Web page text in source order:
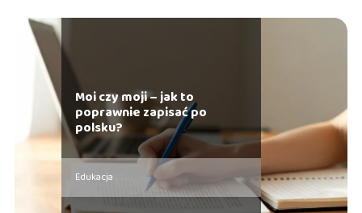
Moi czy moji – jak to
poprawnie zapisać po
polsku?
Edukacja